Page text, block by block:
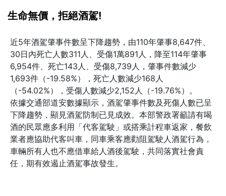
生命無價，拒絕酒駕!
近5年酒駕肇事件數呈下降趨勢，由110年肇事8,647件、
30日內死亡人數311人、受傷1萬891人，降至114年肇事
6,954件、死亡143人、受傷8,739人，肇事件數減少
1,693件（-19.58%），死亡人數減少168人
（-54.02%），受傷人數減少2,152人（-19.76%）。
依據交通部道安數據顯示，酒駕肇事件數及死傷人數已呈
下降趨勢，顯見酒駕防制已見成效。本部警政署籲請有喝
酒的民眾應多利用「代客駕駛」或搭乘計程車返家，餐飲
業者應協助代客叫車，同車乘客應勸阻駕駛人酒駕行為，
車輛所有人也不應借車給人酒後駕駛，共同落實社會責
任，期有效遏止酒駕事故發生。